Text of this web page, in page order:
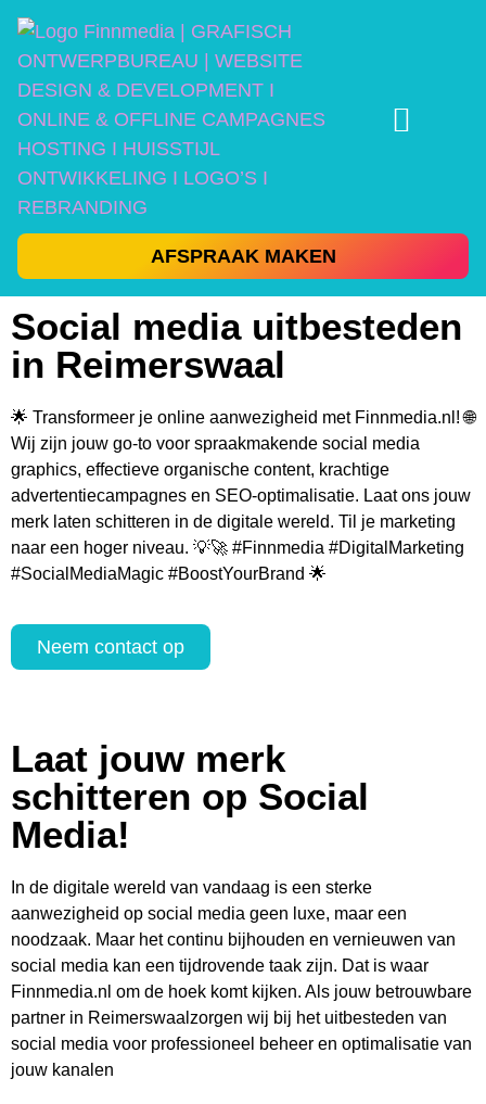
AFSPRAAK MAKEN
Social media uitbesteden
in Reimerswaal
🌟 Transformeer je online aanwezigheid met Finnmedia.nl! 🌐
Wij zijn jouw go-to voor spraakmakende social media
graphics, effectieve organische content, krachtige
advertentiecampagnes en SEO-optimalisatie. Laat ons jouw
merk laten schitteren in de digitale wereld. Til je marketing
naar een hoger niveau. 💡🚀 #Finnmedia #DigitalMarketing
#SocialMediaMagic #BoostYourBrand 🌟
Neem contact op
Laat jouw merk
schitteren op Social
Media!
In de digitale wereld van vandaag is een sterke
aanwezigheid op social media geen luxe, maar een
noodzaak. Maar het continu bijhouden en vernieuwen van
social media kan een tijdrovende taak zijn. Dat is waar
Finnmedia.nl om de hoek komt kijken. Als jouw betrouwbare
partner in Reimerswaalzorgen wij bij het uitbesteden van
social media voor professioneel beheer en optimalisatie van
jouw kanalen